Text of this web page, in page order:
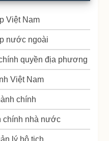
Việt Nam
nước ngoài
quyền địa phương
Việt Nam
chính
chính nhà nước
lý hộ tịch